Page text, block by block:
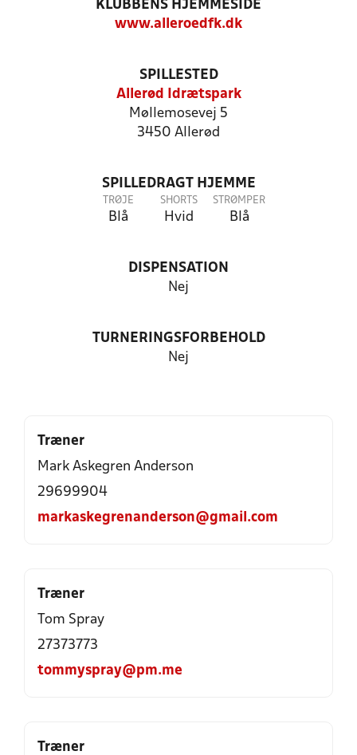
KLUBBENS HJEMMESIDE
www.alleroedfk.dk
SPILLESTED
Allerød Idrætspark
Møllemosevej 5
3450 Allerød
SPILLEDRAGT HJEMME
TRØJE
Blå
SHORTS
Hvid
STRØMPER
Blå
DISPENSATION
Nej
TURNERINGSFORBEHOLD
Nej
Træner
Mark Askegren Anderson
29699904
markaskegrenanderson@gmail.com
Træner
Tom Spray
27373773
tommyspray@pm.me
Træner